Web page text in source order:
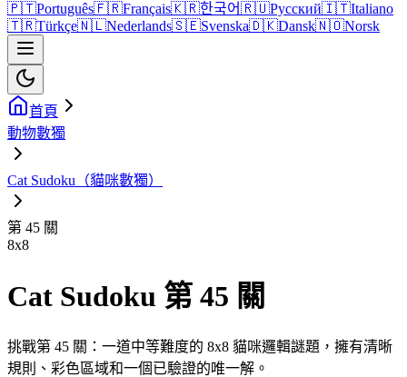
🇵🇹Português🇫🇷Français🇰🇷한국어🇷🇺Русский🇮🇹Italiano
🇹🇷Türkçe🇳🇱Nederlands🇸🇪Svenska🇩🇰Dansk🇳🇴Norsk
首頁
動物數獨
Cat Sudoku（貓咪數獨）
第 45 關
8x8
Cat Sudoku 第 45 關
挑戰第 45 關：一道中等難度的 8x8 貓咪邏輯謎題，擁有清晰
規則、彩色區域和一個已驗證的唯一解。